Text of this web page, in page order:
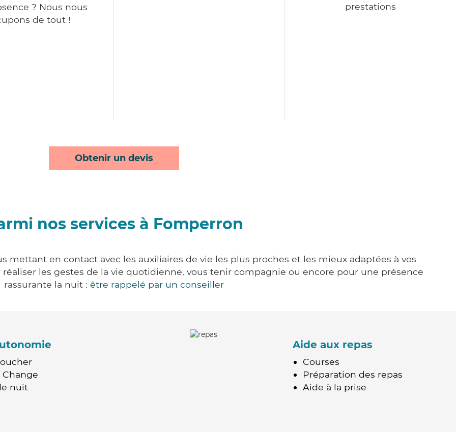
? Nous nous
de tout !
prestations
Obtenir un devis
nos services à Fomperron
mettant en contact avec les auxiliaires de vie les plus proches et les mieux adaptées à vos
les gestes de la vie quotidienne, vous tenir compagnie ou encore pour une présence
rassurante la nuit : être rappelé par un conseiller
nuit
Aide aux repas
Courses
Préparation des repas
Aide à la prise